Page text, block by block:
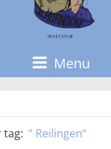
Menu
tag: Reilingen